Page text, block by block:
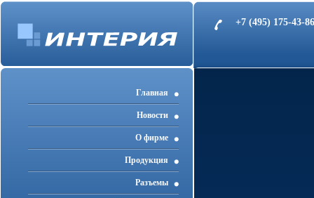
+7 (495) 175-43-
Главная
Новости
О фирме
Продукция
Разъемы